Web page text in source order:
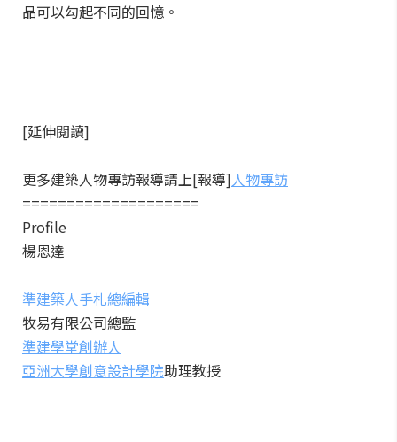
品可以勾起不同的回憶。
[延伸閱讀]
更多建築人物專訪報導請上[報導]人物專訪
====================
Profile
楊恩達
準建築人手札總編輯
牧易有限公司總監
準建學堂創辦人
亞洲大學創意設計學院助理教授